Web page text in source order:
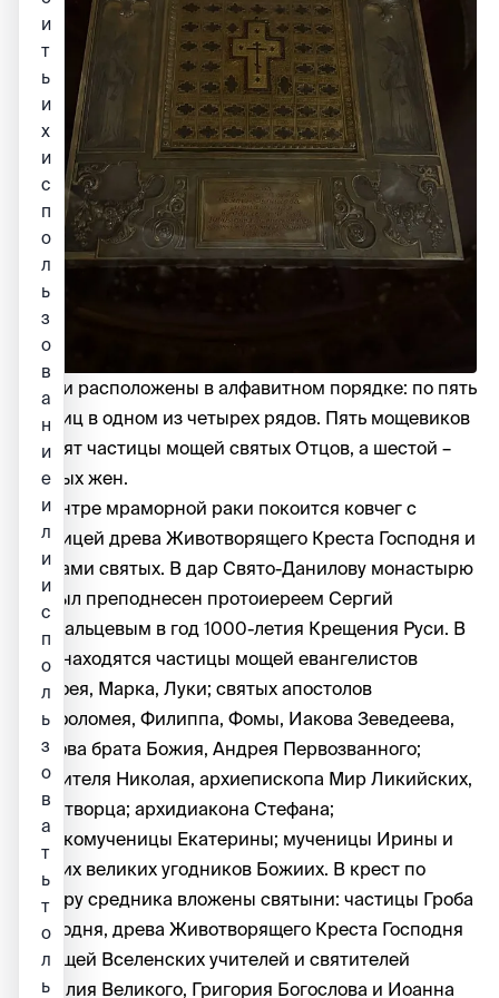
Мощи расположены в алфавитном порядке: по пять
частиц в одном из четырех рядов. Пять мощевиков
хранят частицы мощей святых Отцов, а шестой –
святых жен.
В центре мраморной раки покоится ковчег с
частицей древа Животворящего Креста Господня и
мощами святых. В дар Свято-Данилову монастырю
он был преподнесен протоиереем Сергий
Суздальцевым в год 1000-летия Крещения Руси. В
нем находятся частицы мощей евангелистов
Матфея, Марка, Луки; святых апостолов
Варфоломея, Филиппа, Фомы, Иакова Зеведеева,
Иакова брата Божия, Андрея Первозванного;
святителя Николая, архиепископа Мир Ликийских,
Чудотворца; архидиакона Стефана;
великомученицы Екатерины; мученицы Ирины и
других великих угодников Божиих. В крест по
центру средника вложены святыни: частицы Гроба
Господня, древа Животворящего Креста Господня
и мощей Вселенских учителей и святителей
Василия Великого, Григория Богослова и Иоанна
и
т
ь
и
х
и
с
п
о
л
ь
з
о
в
а
н
и
е
и
л
и
и
с
п
о
л
ь
з
о
в
а
т
ь
т
о
л
ь